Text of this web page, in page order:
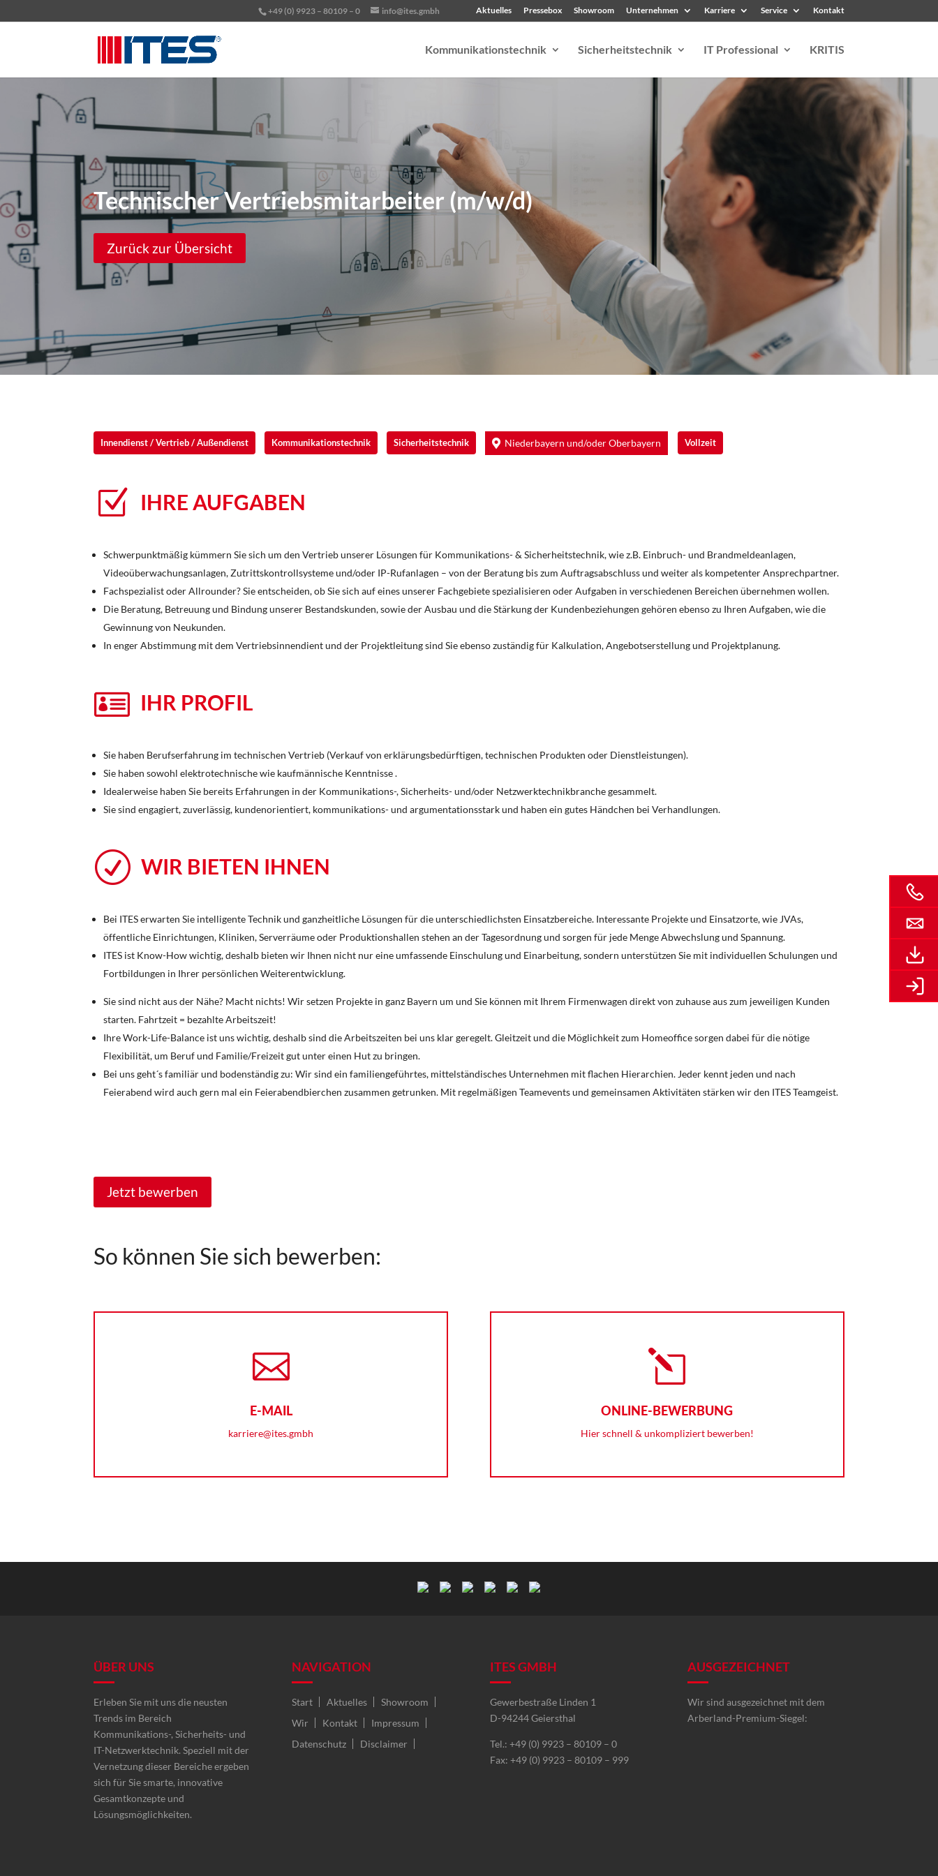
Aktuelles Pressebox Showroom Unternehmen Karriere Service Kontakt
+49 (0) 9923 – 80109 – 0 info@ites.gmbh
Kommunikationstechnik Sicherheitstechnik IT Professional KRITIS
Technischer Vertriebsmitarbeiter (m/w/d)
Zurück zur Übersicht
Innendienst / Vertrieb / Außendienst Kommunikationstechnik Sicherheitstechnik Niederbayern und/oder Oberbayern Vollzeit
Z IHRE AUFGABEN
Schwerpunktmäßig kümmern Sie sich um den Vertrieb unserer Lösungen für Kommunikations- & Sicherheitstechnik, wie z.B. Einbruch- und Brandmeldeanlagen,
Videoüberwachungsanlagen, Zutrittskontrollsysteme und/oder IP-Rufanlagen – von der Beratung bis zum Auftragsabschluss und weiter als kompetenter Ansprechpartner.
Fachspezialist oder Allrounder? Sie entscheiden, ob Sie sich auf eines unserer Fachgebiete spezialisieren oder Aufgaben in verschiedenen Bereichen übernehmen wollen.
Die Beratung, Betreuung und Bindung unserer Bestandskunden, sowie der Ausbau und die Stärkung der Kundenbeziehungen gehören ebenso zu Ihren Aufgaben, wie die
Gewinnung von Neukunden.
In enger Abstimmung mit dem Vertriebsinnendient und der Projektleitung sind Sie ebenso zuständig für Kalkulation, Angebotserstellung und Projektplanung.
 IHR PROFIL
Sie haben Berufserfahrung im technischen Vertrieb (Verkauf von erklärungsbedürftigen, technischen Produkten oder Dienstleistungen).
Sie haben sowohl elektrotechnische wie kaufmännische Kenntnisse .
Idealerweise haben Sie bereits Erfahrungen in der Kommunikations-, Sicherheits- und/oder Netzwerktechnikbranche gesammelt.
Sie sind engagiert, zuverlässig, kundenorientiert, kommunikations- und argumentationsstark und haben ein gutes Händchen bei Verhandlungen.
R WIR BIETEN IHNEN
Bei ITES erwarten Sie intelligente Technik und ganzheitliche Lösungen für die unterschiedlichsten Einsatzbereiche. Interessante Projekte und Einsatzorte, wie JVAs,
öffentliche Einrichtungen, Kliniken, Serverräume oder Produktionshallen stehen an der Tagesordnung und sorgen für jede Menge Abwechslung und Spannung.
ITES ist Know-How wichtig, deshalb bieten wir Ihnen nicht nur eine umfassende Einschulung und Einarbeitung, sondern unterstützen Sie mit individuellen Schulungen und
Fortbildungen in Ihrer persönlichen Weiterentwicklung.
Sie sind nicht aus der Nähe? Macht nichts! Wir setzen Projekte in ganz Bayern um und Sie können mit Ihrem Firmenwagen direkt von zuhause aus zum jeweiligen Kunden
starten. Fahrtzeit = bezahlte Arbeitszeit!
Ihre Work-Life-Balance ist uns wichtig, deshalb sind die Arbeitszeiten bei uns klar geregelt. Gleitzeit und die Möglichkeit zum Homeoffice sorgen dabei für die nötige
Flexibilität, um Beruf und Familie/Freizeit gut unter einen Hut zu bringen.
Bei uns geht´s familiär und bodenständig zu: Wir sind ein familiengeführtes, mittelständisches Unternehmen mit flachen Hierarchien. Jeder kennt jeden und nach
Feierabend wird auch gern mal ein Feierabendbierchen zusammen getrunken. Mit regelmäßigen Teamevents und gemeinsamen Aktivitäten stärken wir den ITES Teamgeist.
Jetzt bewerben
So können Sie sich bewerben:

E-MAIL
karriere@ites.gmbh
l
ONLINE-BEWERBUNG
Hier schnell & unkompliziert bewerben!
ÜBER UNS
Erleben Sie mit uns die neusten
Trends im Bereich
Kommunikations-, Sicherheits- und
IT-Netzwerktechnik. Speziell mit der
Vernetzung dieser Bereiche ergeben
sich für Sie smarte, innovative
Gesamtkonzepte und
Lösungsmöglichkeiten.
NAVIGATION
Start Aktuelles
Showroom
Wir
Kontakt
Impressum
Datenschutz
Disclaimer
ITES GMBH
Gewerbestraße Linden 1
D-94244 Geiersthal
Tel.: +49 (0) 9923 – 80109 – 0
Fax: +49 (0) 9923 – 80109 – 999
AUSGEZEICHNET
Wir sind ausgezeichnet mit dem
Arberland-Premium-Siegel: